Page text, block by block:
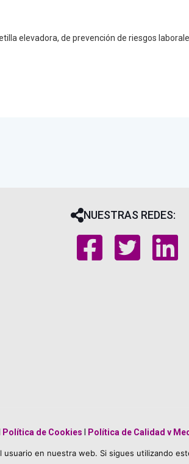
elevadora, de prevención de riesgos
NUESTRAS REDES:
Política de Cookies Política de Calidad y
en nuestra web. Si sigues utilizando